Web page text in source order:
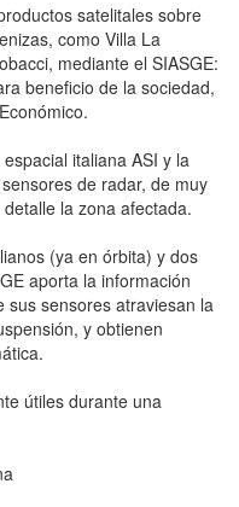
satelitales sobre
como Villa La
mediante el SIASGE:
beneficio de la sociedad,
italiana ASI y la
de radar, de muy
la zona afectada.
(ya en órbita) y dos
aporta la información
sensores atraviesan la
y obtienen
útiles durante una